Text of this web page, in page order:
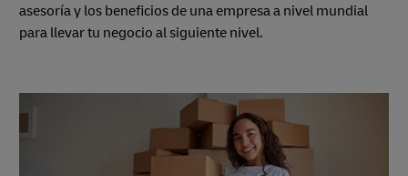
asesoría y los beneficios de una empresa a nivel mundial
para llevar tu negocio al siguiente nivel.